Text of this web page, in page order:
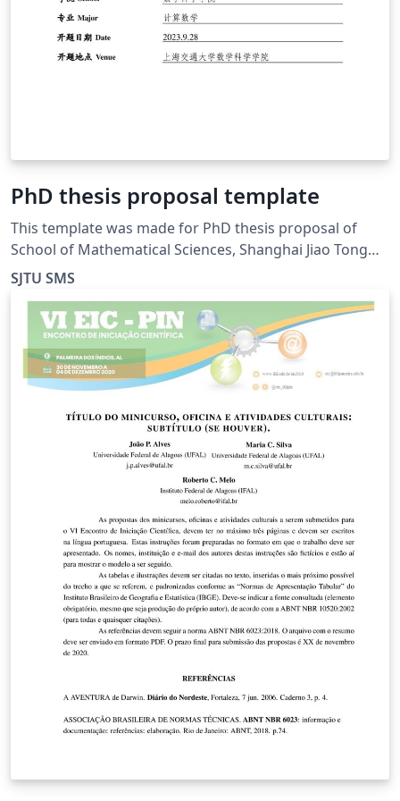
PhD thesis proposal template
This template was made for PhD thesis proposal of
School of Mathematical Sciences, Shanghai Jiao Tong
University. The main part was based on ElegantPaper.
SJTU SMS